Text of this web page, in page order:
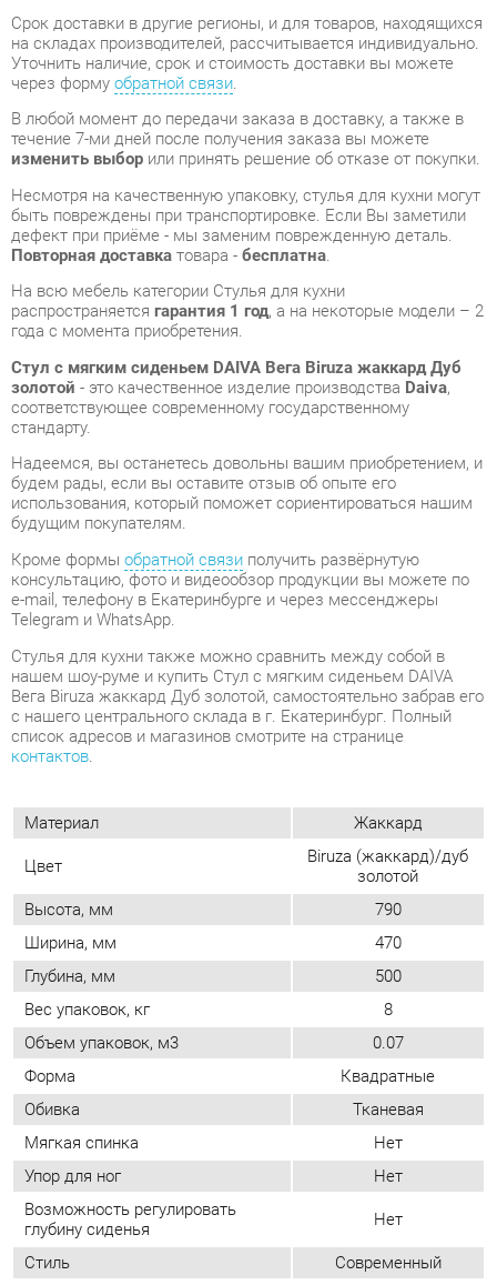
Несмотря на качественную упаковку, стулья для кухни могут
быть повреждены при транспортировке. Если Вы заметили
дефект при приёме - мы заменим поврежденную деталь.
Повторная доставкатовара -бесплатна
На всю мебель категории Стулья для кухни
распространяетсягарантия 1 год, а на некоторые модели – 2
года с момента приобретения.
Стул с мягким сиденьем DAIVA Вега Biruza жаккард Дуб
золотой- это качественное изделие производства Daiva,
соответствующее современному государственному
стандарту.
будем рады, если вы оставите отзыв об опыте его
использования, который поможет сориентироваться нашим
будущим покупателям.
Кроме формыобратной связиполучить развёрнутую
консультацию, фото и видеообзор продукции вы можете по
e-mail, телефону в Екатеринбурге и через мессенджеры
Telegram и WhatsApp.
Стулья для кухни также можно сравнить между собой в
нашем шоу-руме и купить Стул с мягким сиденьем DAIVA
Вега Biruza жаккард Дуб золотой, самостоятельно забрав его
с нашего центрального склада в г. Екатеринбург. Полный
список адресов и магазинов смотрите на странице
контактов.
Материал
Цвет
Biruza (жаккард)/дуб
золотой
Высота, мм
790
Ширина, мм
470
Объем упаковок, м3
0.07
Форма
Квадратные
Обивка
Тканевая
Мягкая спинка
Нет
Упор для ног
Нет
Возможность регулировать
глубину сиденья Нет
Стиль
Современный
Мягкое сиденье
Да
Съемный чехол
Нет
Возможность регулировать
высоту сиденья
Нет
ОТЗЫВЫ
Пока нет отзывов, поделитесь первым своим мнением.